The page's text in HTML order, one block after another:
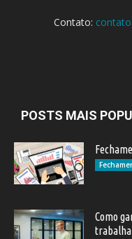
Contato:
POSTS MAIS
Como